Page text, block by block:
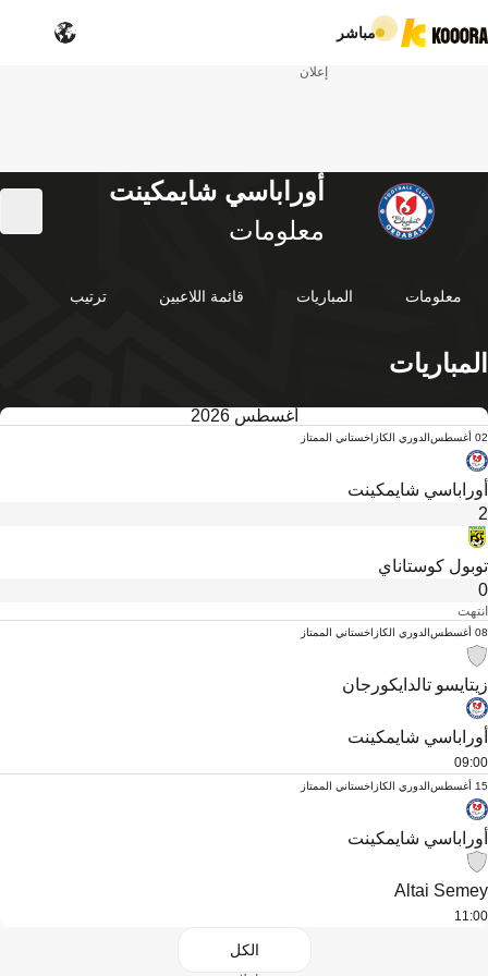
مباشر
إعلان
أوراباسي شايمكينت
معلومات
معلومات المباريات قائمة اللاعبين ترتيب
المباريات
أغسطس 2026
02 أغسطس الدوري الكازاخستاني الممتاز
أوراباسي شايمكينت
2
توبول كوستاناي
0
انتهت
08 أغسطس الدوري الكازاخستاني الممتاز
زيتايسو تالدايكورجان
أوراباسي شايمكينت
09:00
15 أغسطس الدوري الكازاخستاني الممتاز
أوراباسي شايمكينت
Altai Semey
11:00
الكل